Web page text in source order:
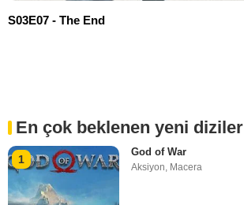
S03E07 - The End
En çok beklenen yeni diziler
1
God of War
Aksiyon, Macera